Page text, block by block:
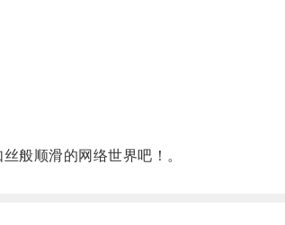
般顺滑的网络世界吧！。